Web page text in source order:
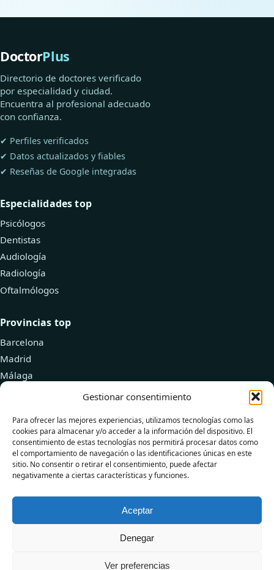
Gestionar consentimiento
Para ofrecer las mejores experiencias, utilizamos tecnologías como las
cookies para almacenar y/o acceder a la información del dispositivo. El
consentimiento de estas tecnologías nos permitirá procesar datos como
el comportamiento de navegación o las identificaciones únicas en este
sitio. No consentir o retirar el consentimiento, puede afectar
negativamente a ciertas características y funciones.
Aceptar
Denegar
Ver preferencias
DoctorPlus
Directorio de doctores verificado
por especialidad y ciudad.
Encuentra al profesional adecuado
con confianza.
✔ Perfiles verificados
✔ Datos actualizados y fiables
✔ Reseñas de Google integradas
Especialidades top
Psicólogos
Dentistas
Audiología
Radiología
Oftalmólogos
Provincias top
Barcelona
Madrid
Málaga
Recursos
Explorar doctores
Añadir tu clínica
Blog de Salud